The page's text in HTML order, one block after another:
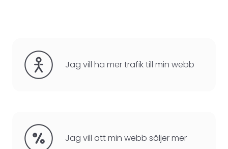
Jag vill ha mer trafik till min webb
Jag vill att min webb säljer mer